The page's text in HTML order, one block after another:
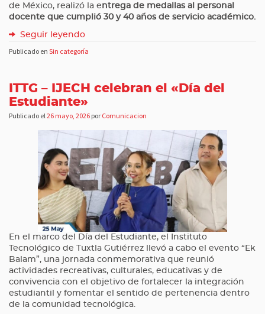
de México, realizó la entrega de medallas al personal
docente que cumplió 30 y 40 años de servicio académico.
Seguir leyendo
Publicado en Sin categoría
ITTG – IJECH celebran el «Día del
Estudiante»
Publicado el26 mayo, 2026 por Comunicacion
En el marco del Día del Estudiante, el Instituto
Tecnológico de Tuxtla Gutiérrez llevó a cabo el evento “Ek
Balam”, una jornada conmemorativa que reunió
actividades recreativas, culturales, educativas y de
convivencia con el objetivo de fortalecer la integración
estudiantil y fomentar el sentido de pertenencia dentro
de la comunidad tecnológica.